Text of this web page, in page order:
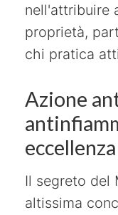
nell'attribuire
proprietà,
chi pratica
Azione
eccellenza
Il segreto del
altissima